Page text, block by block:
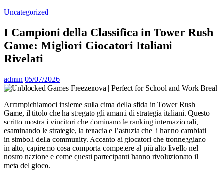
Uncategorized
I Campioni della Classifica in Tower Rush
Game: Migliori Giocatori Italiani
Rivelati
admin 05/07/2026
Arrampichiamoci insieme sulla cima della sfida in Tower Rush
Game, il titolo che ha stregato gli amanti di strategia italiani. Questo
scritto mostra i vincitori che dominano le ranking internazionali,
esaminando le strategie, la tenacia e l’astuzia che li hanno cambiati
in simboli della community. Accanto ai giocatori che tronneggiano
in alto, capiremo cosa comporta competere al più alto livello nel
nostro nazione e come questi partecipanti hanno rivoluzionato il
meta del gioco.